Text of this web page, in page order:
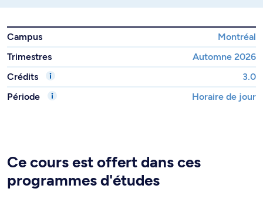
Campus
Montréal
Trimestres
Automne 2026
Crédits
3.0
Période
Horaire de jour
Ce cours est offert dans ces
programmes d'études